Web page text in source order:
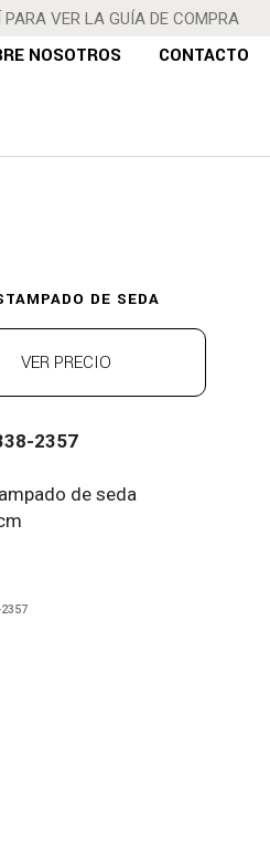
PARA VER LA GUÍA DE COMPRA
NOSOTROS CONTACTO
DE
DE SEDA
VER PRECIO
2357
de seda